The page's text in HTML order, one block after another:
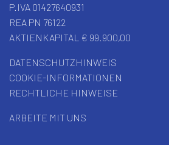
P.IVA 01427640931
REA PN 76122
AKTIENKAPITAL € 99.900,00
DATENSCHUTZHINWEIS
COOKIE-INFORMATIONEN
RECHTLICHE HINWEISE
ARBEITE MIT UNS